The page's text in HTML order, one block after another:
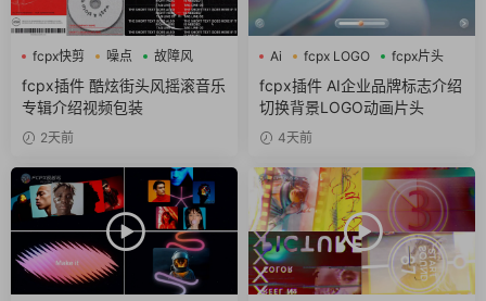
fcpx快剪 噪点 故障风
fcpx插件 酷炫街头风摇滚音乐
专辑介绍视频包装
2天前
Ai fcpx LOGO fcpx片头
fcpx插件 AI企业品牌标志介绍
切换背景LOGO动画片头
4天前